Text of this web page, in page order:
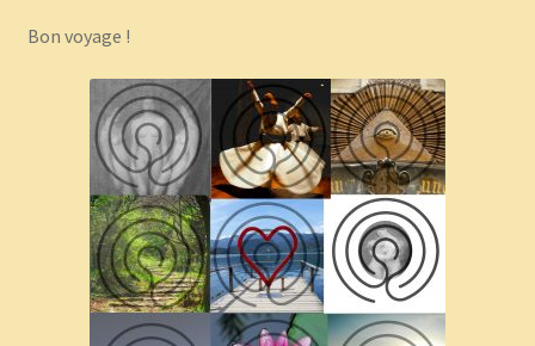
Bon voyage !